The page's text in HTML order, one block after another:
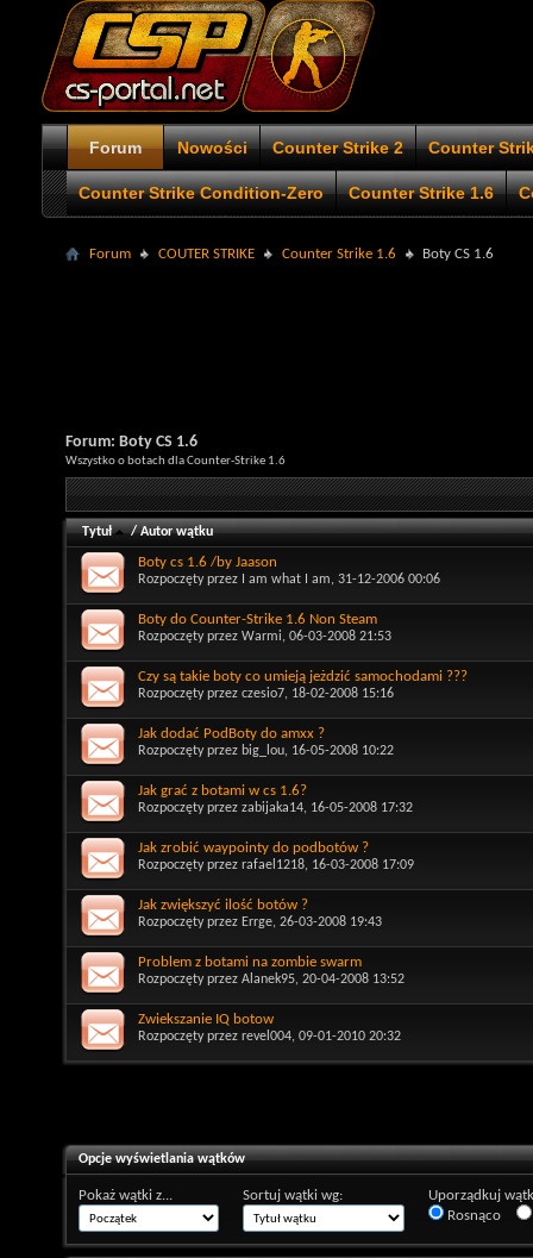
Forum Nowości Counter Strike 2 Counter
Counter Strike Condition-Zero Counter Strike 1.6
Forum COUTER STRIKE Counter Strike 1.6 Boty CS 1.6
Forum: Boty CS 1.6
Wszystko o botach dla Counter-Strike 1.6
Tytuł /Autor wątku
Boty cs 1.6 /by Jaason
Rozpoczęty przez I am what I am, 31-12-2006 00:06
Boty do Counter-Strike 1.6 Non Steam
Rozpoczęty przez Warmi, 06-03-2008 21:53
Czy są takie boty co umieją jeżdzić samochodami ???
Rozpoczęty przez czesio7, 18-02-2008 15:16
Jak dodać PodBoty do amxx ?
Rozpoczęty przez big_lou, 16-05-2008 10:22
Jak grać z botami w cs 1.6?
Rozpoczęty przez zabijaka14, 16-05-2008 17:32
Jak zrobić waypointy do podbotów ?
Rozpoczęty przez rafael1218, 16-03-2008 17:09
Jak zwiększyć ilość botów ?
Rozpoczęty przez Errge, 26-03-2008 19:43
Problem z botami na zombie swarm
Rozpoczęty przez Alanek95, 20-04-2008 13:52
Zwiekszanie IQ botow
Rozpoczęty przez revel004, 09-01-2010 20:32
Opcje wyświetlania wątków
Pokaż wątki z... Sortuj wątki wg:
Uporządkuj
Rosnąco